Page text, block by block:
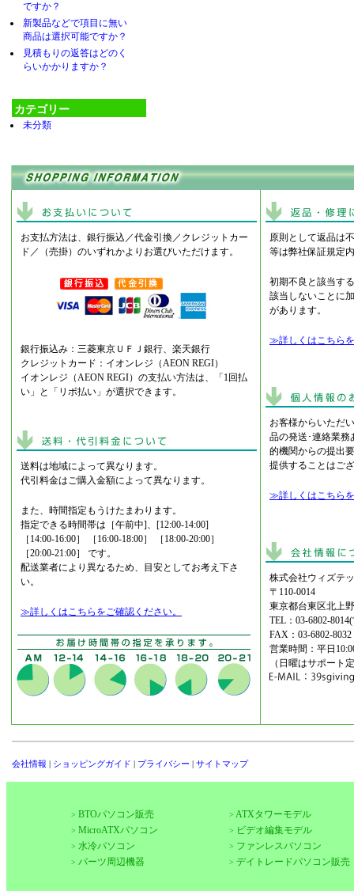
ですか？
新製品などで項目に無い
商品は選択可能ですか？
見積もりの返答はどのく
らいかかりますか？
カテゴリー
未分類
お支払方法は、銀行振込／代金引換／クレジットカー
ド／（売掛）のいずれかよりお選びいただけます。
銀行振込み：三菱東京ＵＦＪ銀行、楽天銀行
クレジットカード：イオンレジ（AEON REGI）
イオンレジ（AEON REGI）の支払い方法は、「1回払
い」と「リボ払い」が選択できます。
送料は地域によって異なります。
代引料金はご購入金額によって異なります。
また、時間指定もうけたまわります。
指定できる時間帯は［午前中]、[12:00-14:00]
［14:00-16:00］ ［16:00-18:00］ ［18:00-20:00］
［20:00-21:00］ です。
配送業者により異なるため、目安としてお考え下さ
い。
≫詳しくはこちらをご確認ください。
原則として返品は
等は弊社保証規定
初期不良と該当す
該当しないことに
があります。
≫詳しくはこちら
お客様からいただ
品の発送･連絡業務
的機関からの提出
提供することはご
≫詳しくはこちら
株式会社ウィズテ
〒110-0014
東京都台東区北上
TEL：03-6802-
FAX：03-6802-8032
営業時間：平日
（日曜はサポート
会社情報 | ショッピングガイド | プライバシー | サイトマップ
> BTOパソコン販売 > ATXタワーモデル
> MicroATXパソコン > ビデオ編集モデル
> 水冷パソコン > ファンレスパソコン
> パーツ周辺機器 > デイトレードパソコン販売